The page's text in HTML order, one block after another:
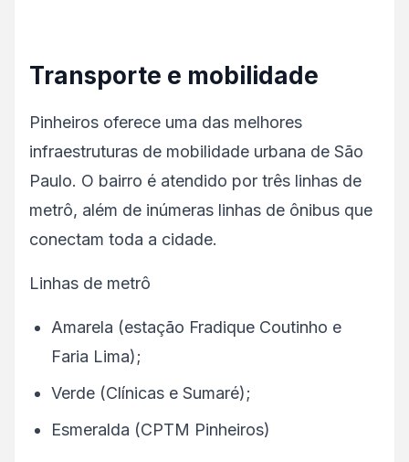
Transporte e mobilidade
Pinheiros oferece uma das melhores
infraestruturas de mobilidade urbana de São
Paulo. O bairro é atendido por três linhas de
metrô, além de inúmeras linhas de ônibus que
conectam toda a cidade.
Linhas de metrô
Amarela (estação Fradique Coutinho e
Faria Lima);
Verde (Clínicas e Sumaré);
Esmeralda (CPTM Pinheiros)